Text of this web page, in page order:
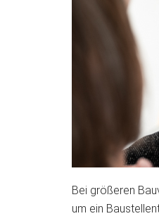
Bei größeren
um ein